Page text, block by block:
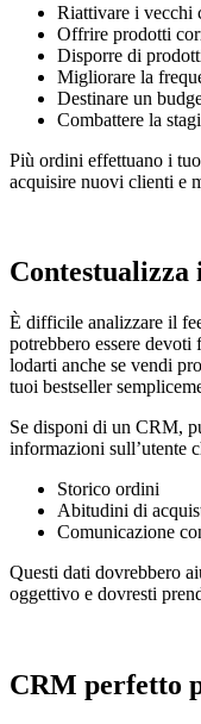
Riattivare i vecchi
Offrire prodotti
Disporre di
Migliorare la
Destinare un
Combattere la
Più ordini effettuano i
acquisire nuovi clienti e
Contestualizza
È difficile analizzare il
potrebbero essere
lodarti anche se vendi
tuoi bestseller
Se disponi di un CRM,
informazioni sull’utente
Storico ordini
Abitudini di
Comunicazione
Questi dati dovrebbero
oggettivo e dovresti
CRM perfetto